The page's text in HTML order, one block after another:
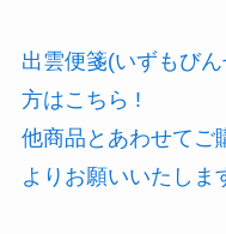
出雲便箋(いずもび
方はこちら !
他商品とあわせてご
よりお願いいたしま